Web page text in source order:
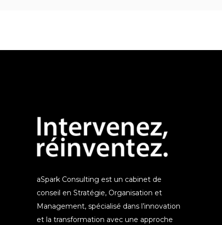
aSpark Consulting est un cabinet de
conseil en Stratégie, Organisation et
Management, spécialisé dans l’innovation
et la transformation avec une approche